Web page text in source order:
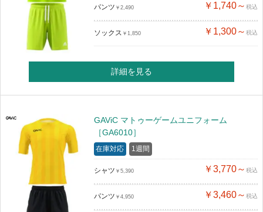
パンツ ￥2,490 ￥1,740～ 税込
ソックス ￥1,850 ￥1,300～ 税込
詳細を見る
GAViC マトゥーゲームユニフォーム
［GA6010］
在庫対応 1週間
シャツ ￥5,390 ￥3,770～ 税込
パンツ ￥4,950 ￥3,460～ 税込